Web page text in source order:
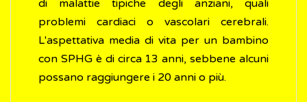
di malattie tipiche degli anziani, quali
problemi cardiaci o vascolari cerebrali.
L'aspettativa media di vita per un bambino
con SPHG è di circa 13 anni, sebbene alcuni
possano raggiungere i 20 anni o più.